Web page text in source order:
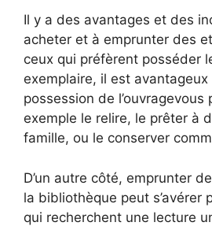
Il y a des avantages et des
acheter et à emprunter des
ceux qui préfèrent posséder
exemplaire, il est avantageux
possession de l’ouvragevous
exemple le relire, le prêter à
famille, ou le conserver
D’un autre côté, emprunter
la bibliothèque peut s’avérer
qui recherchent une lecture